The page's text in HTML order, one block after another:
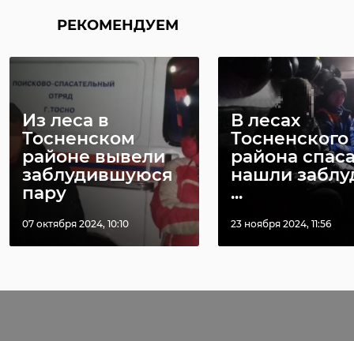
РЕКОМЕНДУЕМ
Из леса в
Тосненском
районе вывели
заблудившуюся
пару
07 октября 2024, 10:10
В лесах
Тосненского
района
нашли
...
23 ноября 2024, 11:56